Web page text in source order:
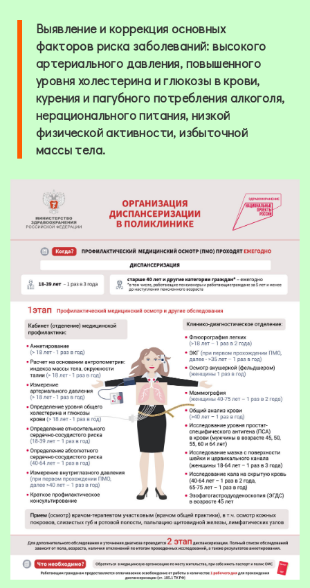
Выявление и коррекция основных
факторов риска заболеваний: высокого
артериального давления, повышенного
уровня холестерина и глюкозы в крови,
курения и пагубного потребления алкоголя,
нерационального питания, низкой
физической активности, избыточной
массы тела.